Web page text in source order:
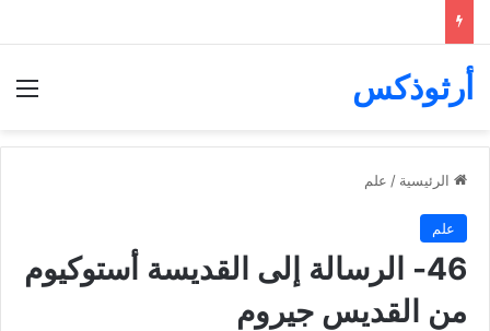
أرثوذكس
الرئيسية / علم
علم
46- الرسالة إلى القديسة أستوكيوم
من القديس جيروم